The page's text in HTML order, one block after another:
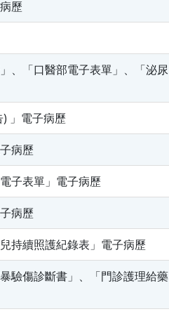
歷
、「口醫部電子表單」、「泌尿
」電子病歷
病歷
子表單」電子病歷
病歷
持續照護紀錄表」電子病歷
驗傷診斷書」、「門診護理給藥